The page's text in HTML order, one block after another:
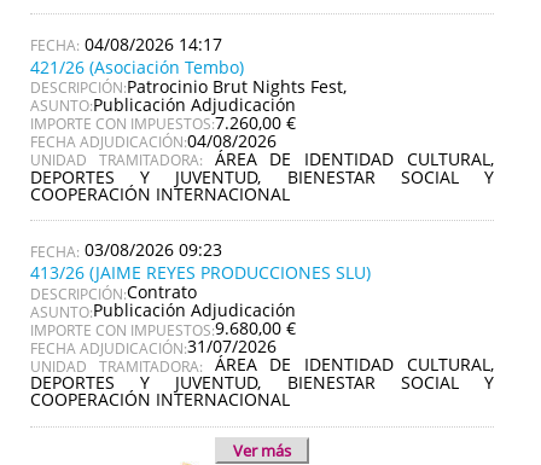
04/08/2026 14:17
421/26 (Asociación Tembo)
DESCRIPCIÓN:Patrocinio Brut Nights Fest,
ASUNTO:Publicación Adjudicación
IMPORTE CON IMPUESTOS:7.260,00 €
FECHA ADJUDICACIÓN:04/08/2026
UNIDAD TRAMITADORA: ÁREA DE IDENTIDAD CULTURAL,
DEPORTES Y JUVENTUD, BIENESTAR SOCIAL Y
COOPERACIÓN INTERNACIONAL
03/08/2026 09:23
413/26 (JAIME REYES PRODUCCIONES SLU)
DESCRIPCIÓN:Contrato
ASUNTO:Publicación Adjudicación
IMPORTE CON IMPUESTOS:9.680,00 €
FECHA ADJUDICACIÓN:31/07/2026
UNIDAD TRAMITADORA: ÁREA DE IDENTIDAD CULTURAL,
DEPORTES Y JUVENTUD, BIENESTAR SOCIAL Y
COOPERACIÓN INTERNACIONAL
Ver más